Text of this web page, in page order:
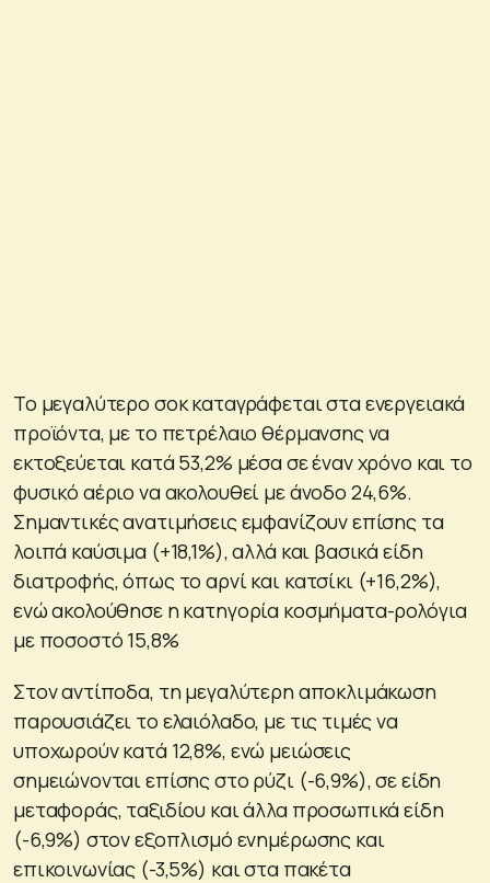
Το μεγαλύτερο σοκ καταγράφεται στα ενεργειακά
προϊόντα, με το πετρέλαιο θέρμανσης να
εκτοξεύεται κατά 53,2% μέσα σε έναν χρόνο και το
φυσικό αέριο να ακολουθεί με άνοδο 24,6%.
Σημαντικές ανατιμήσεις εμφανίζουν επίσης τα
λοιπά καύσιμα (+18,1%), αλλά και βασικά είδη
διατροφής, όπως το αρνί και κατσίκι (+16,2%),
ενώ ακολούθησε η κατηγορία κοσμήματα-ρολόγια
με ποσοστό 15,8%
Στον αντίποδα, τη μεγαλύτερη αποκλιμάκωση
παρουσιάζει το ελαιόλαδο, με τις τιμές να
υποχωρούν κατά 12,8%, ενώ μειώσεις
σημειώνονται επίσης στο ρύζι (-6,9%), σε είδη
μεταφοράς, ταξιδίου και άλλα προσωπικά είδη
(-6,9%) στον εξοπλισμό ενημέρωσης και
επικοινωνίας (-3,5%) και στα πακέτα